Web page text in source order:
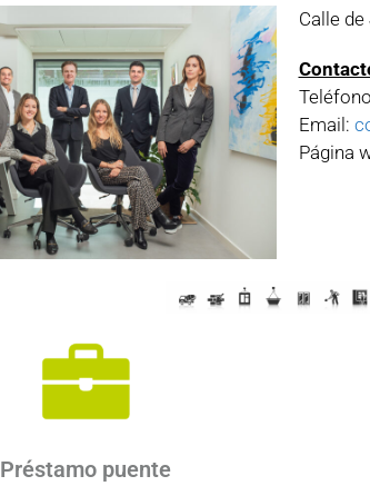
Calle
Email:
Página
Préstamo puente